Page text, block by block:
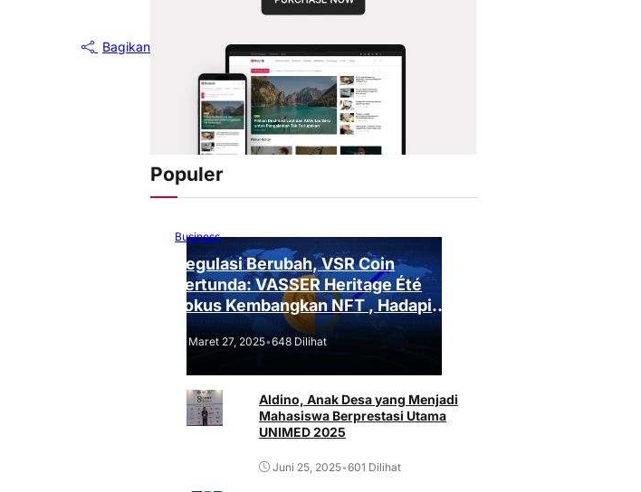
Bagikan
Populer
Business
Regulasi Berubah, VSR Coin
Tertunda: VASSER Heritage Été
Fokus Kembangkan NFT , Hadapi
Tantangan Regulasi!
Maret 27, 2025•648 Dilihat
Aldino, Anak Desa yang Menjadi
Mahasiswa Berprestasi Utama
UNIMED 2025
Juni 25, 2025•601 Dilihat